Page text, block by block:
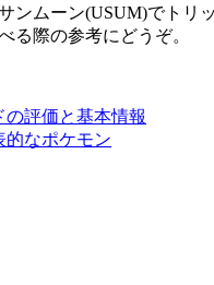
ンムーン(USUM)でトリ
る際の参考にどうぞ。
の評価と基本情報
的なポケモン